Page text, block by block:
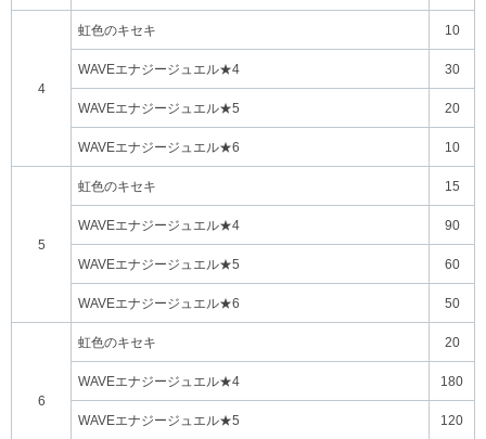
4
虹色のキセキ 10
WAVEエナジージュエル★4 30
WAVEエナジージュエル★5 20
WAVEエナジージュエル★6 10
5
虹色のキセキ 15
WAVEエナジージュエル★4 90
WAVEエナジージュエル★5 60
WAVEエナジージュエル★6 50
6
虹色のキセキ 20
WAVEエナジージュエル★4 180
WAVEエナジージュエル★5 120